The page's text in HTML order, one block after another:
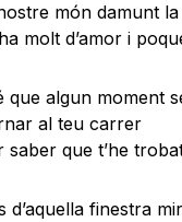
món damunt
molt d’amor i
que algun moment
al teu carrer
saber que t’he
d’aquella finestra